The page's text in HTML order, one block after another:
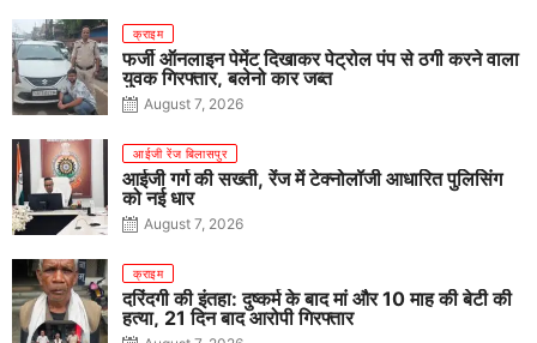
क्राइम
फर्जी ऑनलाइन पेमेंट दिखाकर पेट्रोल पंप से ठगी करने वाला
युवक गिरफ्तार, बलेनो कार जब्त
August 7, 2026
आईजी रेंज बिलासपुर
आईजी गर्ग की सख्ती, रेंज में टेक्नोलॉजी आधारित पुलिसिंग
को नई धार
August 7, 2026
क्राइम
दरिंदगी की इंतहा: दुष्कर्म के बाद मां और 10 माह की बेटी की
हत्या, 21 दिन बाद आरोपी गिरफ्तार